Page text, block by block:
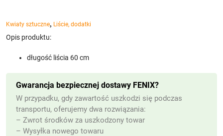
Kwiaty sztuczne, Liście, dodatki
Opis produktu:
długość liścia 60 cm
Gwarancja bezpiecznej dostawy FENIX?
W przypadku, gdy zawartość uszkodzi się podczas
transportu, oferujemy dwa rozwiązania:
– Zwrot środków za uszkodzony towar
– Wysyłka nowego towaru